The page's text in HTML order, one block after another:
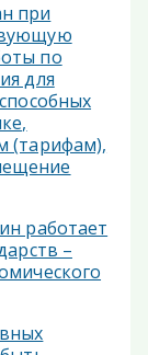
при
по
для
(тарифам),
работает
–